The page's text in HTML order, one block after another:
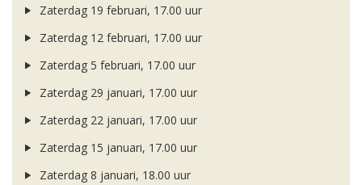
Zaterdag 19 februari, 17.00 uur
Zaterdag 12 februari, 17.00 uur
Zaterdag 5 februari, 17.00 uur
Zaterdag 29 januari, 17.00 uur
Zaterdag 22 januari, 17.00 uur
Zaterdag 15 januari, 17.00 uur
Zaterdag 8 januari, 18.00 uur